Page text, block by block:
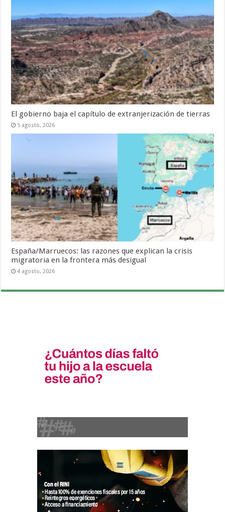
El gobierno baja el capítulo de extranjerización de tierras
5 agosto, 2026
España/Marruecos: las razones que explican la crisis
migratoria en la frontera más desigual
4 agosto, 2026